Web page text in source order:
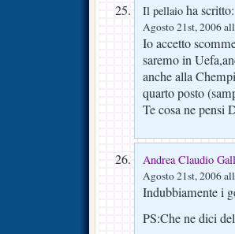
Il pellaio ha scritto:
Agosto 21st, 2006
Io accetto
saremo in
anche alla
quarto posto
Te cosa ne pensi
Andrea Claudio
Agosto 21st, 2006
Indubbiamente i
PS:Che ne dici